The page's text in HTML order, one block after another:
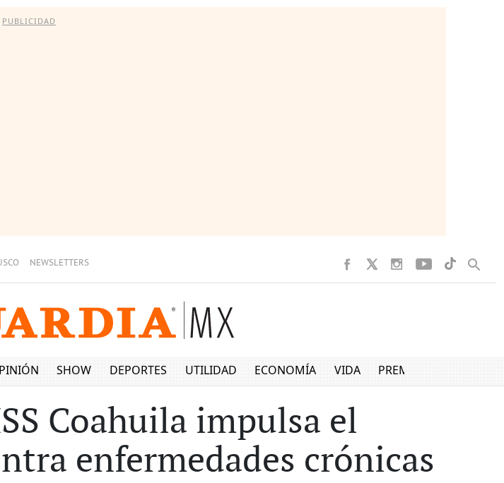
PUBLICIDAD
NEWSLETTERS
SHOW DEPORTES UTILIDAD ECONOMÍA VIDA PREMIUM
Coahuila impulsa el
enfermedades crónicas